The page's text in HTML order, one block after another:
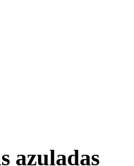
azuladas